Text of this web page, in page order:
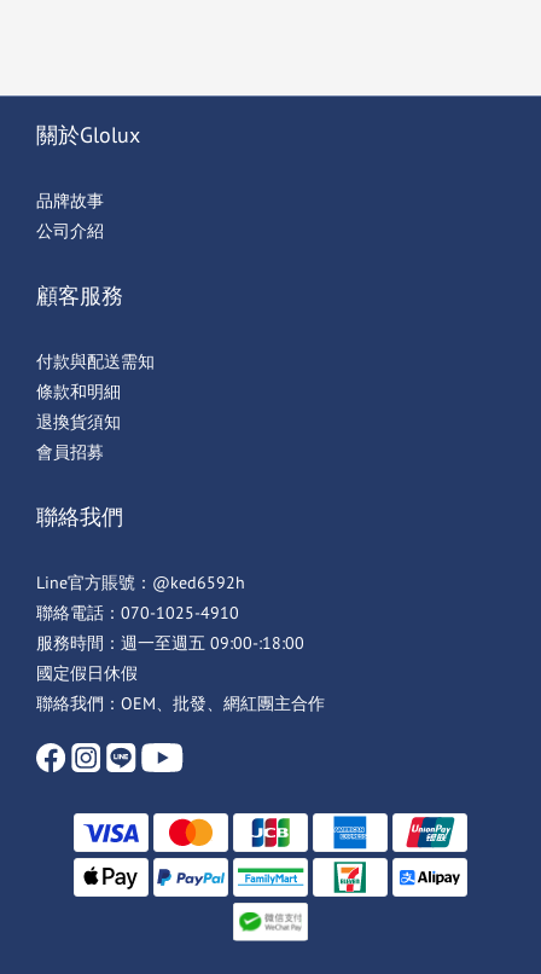
關於Glolux
品牌故事
公司介紹
顧客服務
付款與配送需知
條款和明細
退換貨須知
會員招募
聯絡我們
Line官方賬號：@ked6592h
聯絡電話：070-1025-4910
服務時間：週一至週五 09:00-:18:00
國定假日休假
聯絡我們：OEM、批發、網紅團主合作